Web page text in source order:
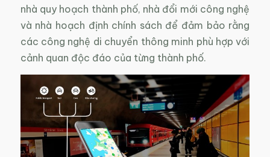
nhà quy hoạch thành phố, nhà đổi mới công nghệ
và nhà hoạch định chính sách để đảm bảo rằng
các công nghệ di chuyển thông minh phù hợp với
cảnh quan độc đáo của từng thành phố.